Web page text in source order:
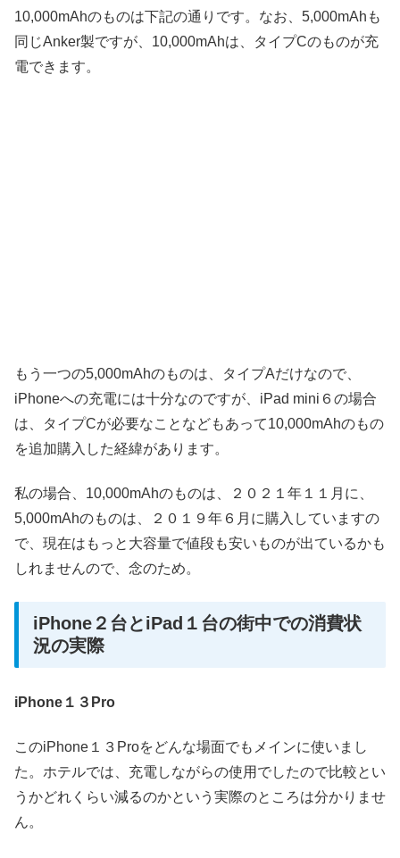
10,000mAhのものは下記の通りです。なお、5,000mAhも
同じAnker製ですが、10,000mAhは、タイプCのものが充
電できます。
もう一つの5,000mAhのものは、タイプAだけなので、
iPhoneへの充電には十分なのですが、iPad mini６の場合
は、タイプCが必要なことなどもあって10,000mAhのもの
を追加購入した経緯があります。
私の場合、10,000mAhのものは、２０２１年１１月に、
5,000mAhのものは、２０１９年６月に購入していますの
で、現在はもっと大容量で値段も安いものが出ているかも
しれませんので、念のため。
iPhone２台とiPad１台の街中での消費状
況の実際
iPhone１３Pro
このiPhone１３Proをどんな場面でもメインに使いまし
た。ホテルでは、充電しながらの使用でしたので比較とい
うかどれくらい減るのかという実際のところは分かりませ
ん。